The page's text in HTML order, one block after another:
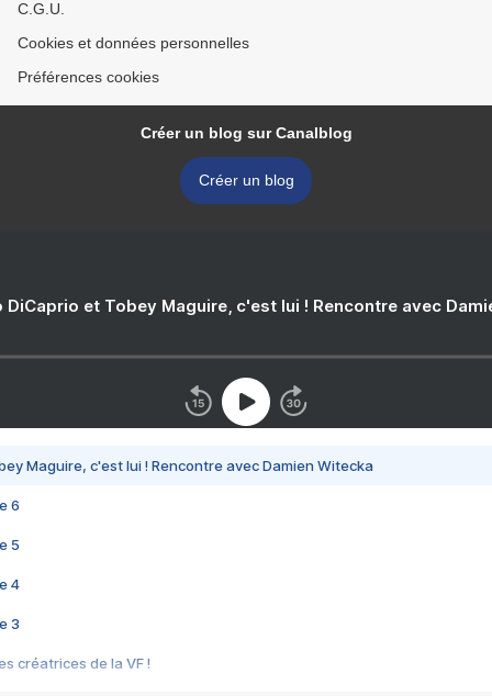
C.G.U.
Cookies et données personnelles
Préférences cookies
Créer un blog sur Canalblog
Créer un blog
DiCaprio et Tobey Maguire, c'est lui ! Rencontre avec
Maguire, c'est lui ! Rencontre avec Damien Witecka
6
5
4
3
créatrices de la VF !